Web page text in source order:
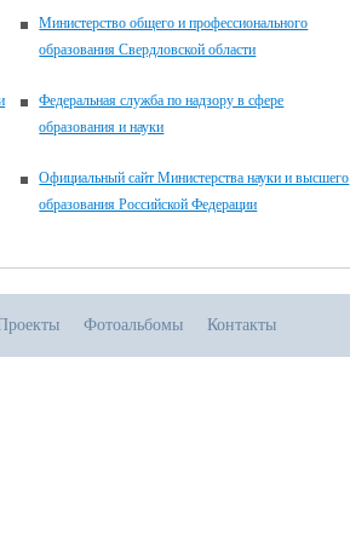
Министерство общего и профессионального
образования Свердловской области
Федеральная служба по надзору в сфере
образования и науки
Официальный сайт Министерства науки и высшего
образования Российской Федерации
Фотоальбомы Контакты